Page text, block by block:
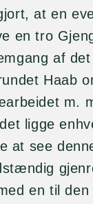
at en
en tro
af
Haab
m.
ligge
at see
en til